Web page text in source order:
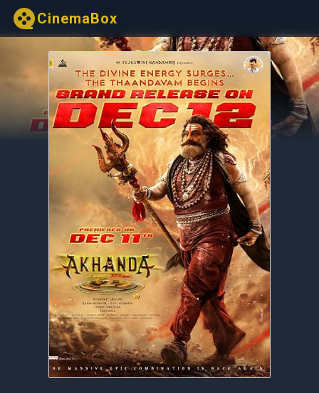
CinemaBox